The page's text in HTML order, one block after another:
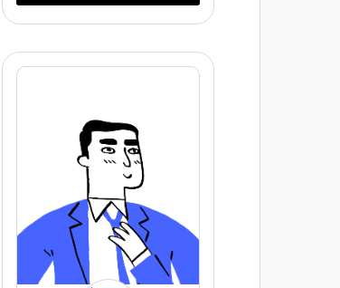
diagnostics
obligatoires pour la
location ou la vente de
votre bien immobilier
amiante, constat de
risque d’exposition au
plomb, état de
l’installation intérieure
d’électricité et de gaz.
Nous pouvons
également réaliser un
audit énergétique